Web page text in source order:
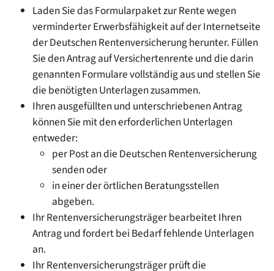
Laden Sie das Formularpaket zur Rente wegen
verminderter Erwerbsfähigkeit auf der Internetseite
der Deutschen Rentenversicherung herunter. Füllen
Sie den Antrag auf Versichertenrente und die darin
genannten Formulare vollständig aus und stellen Sie
die benötigten Unterlagen zusammen.
Ihren ausgefüllten und unterschriebenen Antrag
können Sie mit den erforderlichen Unterlagen
entweder:
per Post an die Deutschen Rentenversicherung
senden oder
in einer der örtlichen Beratungsstellen
abgeben.
Ihr Rentenversicherungsträger bearbeitet Ihren
Antrag und fordert bei Bedarf fehlende Unterlagen
an.
Ihr Rentenversicherungsträger prüft die